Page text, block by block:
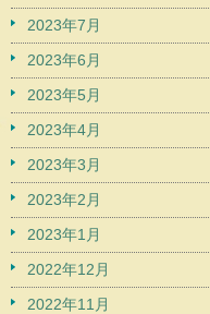
2023年7月
2023年6月
2023年5月
2023年4月
2023年3月
2023年2月
2023年1月
2022年12月
2022年11月